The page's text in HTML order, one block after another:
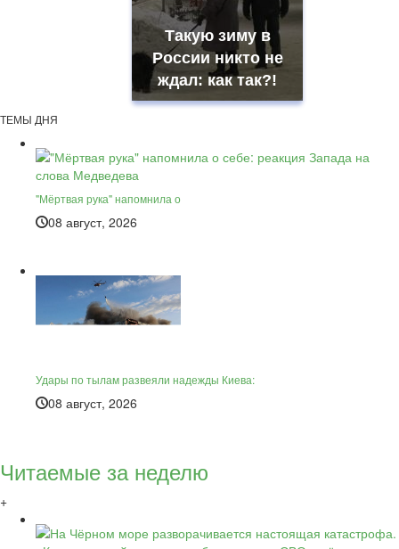
Такую зиму в
России никто не
ждал: как так?!
ТЕМЫ ДНЯ
"Мёртвая рука" напомнила о
08 август, 2026
Удары по тылам развеяли надежды Киева:
08 август, 2026
Читаемые за неделю
+